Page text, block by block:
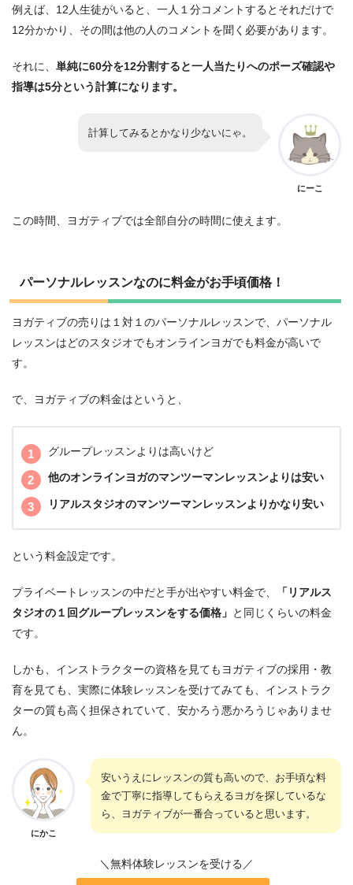
例えば、12人生徒がいると、一人１分コメントするとそれだけで
12分かかり、その間は他の人のコメントを聞く必要があります。
それに、 単純に60分を12分割すると一人当たりへのポーズ確認や
指導は5分という計算になります。
計算してみるとかなり少ないにゃ。
にーこ
この時間、ヨガティブでは全部自分の時間に使えます。
パーソナルレッスンなのに料金がお手頃価格！
ヨガティブの売りは１対１のパーソナルレッスンで、パーソナル
レッスンはどのスタジオでもオンラインヨガでも料金が高いで
す。
で、ヨガティブの料金はというと、
グループレッスンよりは高いけど
他のオンラインヨガのマンツーマンレッスンよりは安い
リアルスタジオのマンツーマンレッスンよりかなり安い
という料金設定です。
プライベートレッスンの中だと手が出やすい料金で、
「リアルス
タジオの１回グループレッスンをする価格」 と同じくらいの料金
です。
しかも、インストラクターの資格を見てもヨガティブの採用・教
育を見ても、実際に体験レッスンを受けてみても、インストラク
ターの質も高く担保されていて、安かろう悪かろうじゃありませ
ん。
にかこ
安いうえにレッスンの質も高いので、お手頃な料
金で丁寧に指導してもらえるヨガを探しているな
ら、ヨガティブが一番合っていると思います。
＼無料体験レッスンを受ける／